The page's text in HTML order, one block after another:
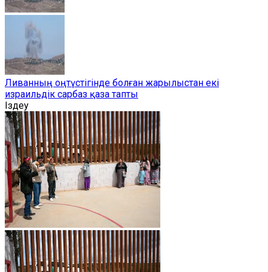
Ливанның оңтүстігінде болған жарылыстан екі
израильдік сарбаз қаза тапты
Іздеу